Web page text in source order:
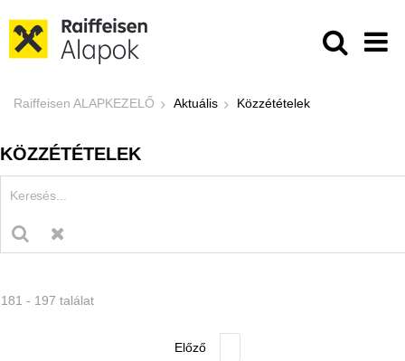
Közzétételek - Raiffeisen
Raiffeisen ALAPKEZELŐ Aktuális Közzétételek
KÖZZÉTÉTELEK
181 - 197 találat